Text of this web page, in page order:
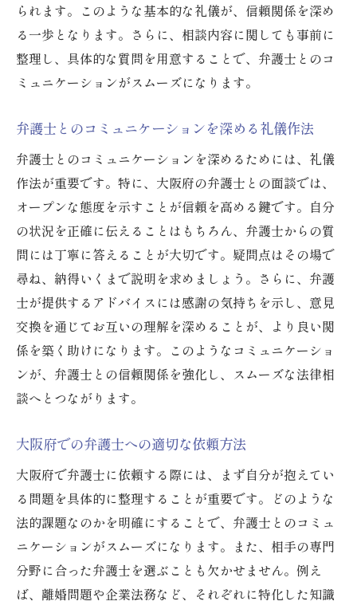
られます。このような基本的な礼儀が、信頼関係を深め
る一歩となります。さらに、相談内容に関しても事前に
整理し、具体的な質問を用意することで、弁護士とのコ
ミュニケーションがスムーズになります。
弁護士とのコミュニケーションを深める礼儀作法
弁護士とのコミュニケーションを深めるためには、礼儀
作法が重要です。特に、大阪府の弁護士との面談では、
オープンな態度を示すことが信頼を高める鍵です。自分
の状況を正確に伝えることはもちろん、弁護士からの質
問には丁寧に答えることが大切です。疑問点はその場で
尋ね、納得いくまで説明を求めましょう。さらに、弁護
士が提供するアドバイスには感謝の気持ちを示し、意見
交換を通じてお互いの理解を深めることが、より良い関
係を築く助けになります。このようなコミュニケーショ
ンが、弁護士との信頼関係を強化し、スムーズな法律相
談へとつながります。
大阪府での弁護士への適切な依頼方法
大阪府で弁護士に依頼する際には、まず自分が抱えてい
る問題を具体的に整理することが重要です。どのような
法的課題なのかを明確にすることで、弁護士とのコミュ
ニケーションがスムーズになります。また、相手の専門
分野に合った弁護士を選ぶことも欠かせません。例え
ば、離婚問題や企業法務など、それぞれに特化した知識